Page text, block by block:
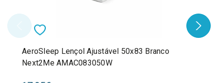
AeroSleep Lençol Ajustável 50x83 Branco
Next2Me AMAC083050W